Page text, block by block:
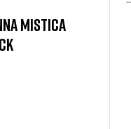
MISTICA